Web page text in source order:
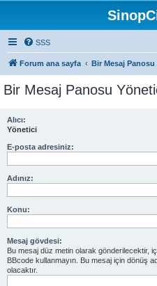
SSS
Forum ana sayfa Bir Mesaj
Bir Mesaj Panosu
Alıcı:
Yönetici
E-posta adresiniz:
Adınız:
Konu:
Mesaj gövdesi:
Bu mesaj düz metin olarak gönderilecektir,
BBcode kullanmayın. Bu mesaj için dönüş
olacaktır.